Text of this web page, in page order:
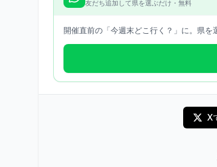
友だち追加して県を選ぶだけ・無料
開催直前の「今週末どこ行く？」に。県を
X